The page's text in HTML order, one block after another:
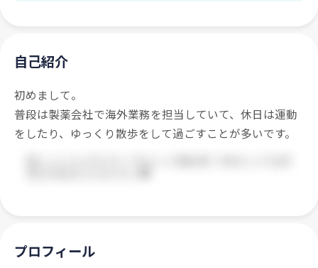
自己紹介
初めまして。
普段は製薬会社で海外業務を担当していて、休日は運動
をしたり、ゆっくり散歩をして過ごすことが多いです。
プロフィール